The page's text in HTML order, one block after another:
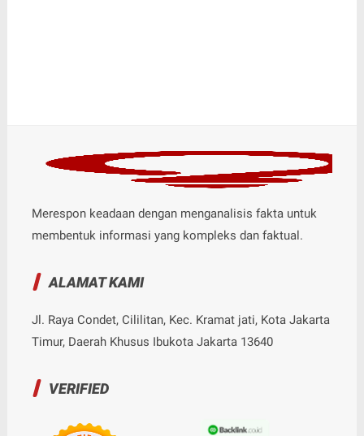
Merespon keadaan dengan menganalisis fakta untuk
membentuk informasi yang kompleks dan faktual.
ALAMAT KAMI
Jl. Raya Condet, Cililitan, Kec. Kramat jati, Kota Jakarta
Timur, Daerah Khusus Ibukota Jakarta 13640
VERIFIED